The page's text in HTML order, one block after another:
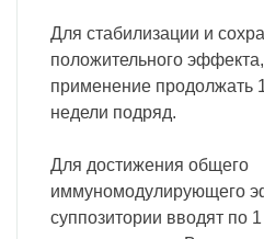
Для стабилизации и
положительного
применение продолжать
недели подряд.
Для достижения общего
иммуномодулирующего
суппозитории вводят по